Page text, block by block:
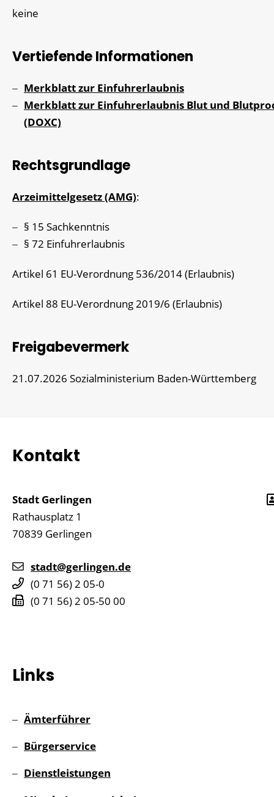
keine
Vertiefende Informationen
Merkblatt zur Einfuhrerlaubnis
Merkblatt zur Einfuhrerlaubnis Blut und
(DOXC)
Rechtsgrundlage
Arzeimittelgesetz (AMG):
§ 15 Sachkenntnis
§ 72 Einfuhrerlaubnis
Artikel 61 EU-Verordnung 536/2014 (Erlaubnis)
Artikel 88 EU-Verordnung 2019/6 (Erlaubnis)
Freigabevermerk
21.07.2026 Sozialministerium Baden-Württemberg
Kontakt
Stadt Gerlingen
Rathausplatz 1
70839 Gerlingen
stadt@gerlingen.de
(0 71 56) 2 05-0
(0 71 56) 2 05-50 00
Links
Ämterführer
Bürgerservice
Dienstleistungen